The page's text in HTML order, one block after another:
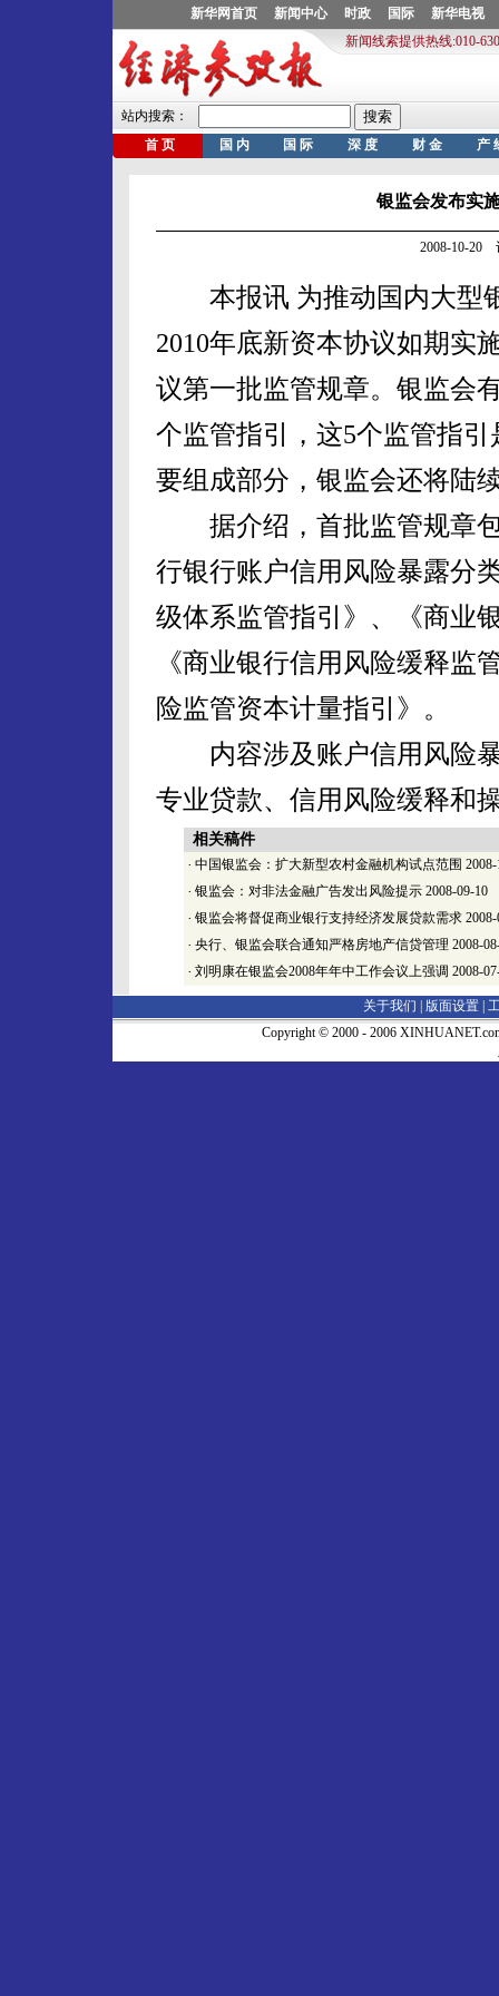
银监会发布实
2008-10-20
本报讯 为推动国内大型
2010年底新资本协议如期实
议第一批监管规章。银监会
个监管指引，这5个监管指
要组成部分，银监会还将陆
据介绍，首批监管规章包
行银行账户信用风险暴露分
级体系监管指引》、《商业
《商业银行信用风险缓释监
险监管资本计量指引》。
内容涉及账户信用风险暴
专业贷款、信用风险缓释和
相关稿件
· 中国银监会：扩大新型农村金融机构试点范围
· 银监会：对非法金融广告发出风险提示 2008-09-10
· 银监会将督促商业银行支持经济发展贷款需求
· 央行、银监会联合通知严格房地产信贷管理 2008-
· 刘明康在银监会2008年年中工作会议上强调 2008-
关于我们 | 版面设置
Copyright © 2000 - 2006